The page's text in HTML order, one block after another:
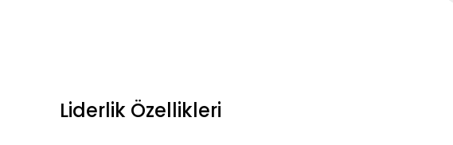
Liderlik Özellikleri